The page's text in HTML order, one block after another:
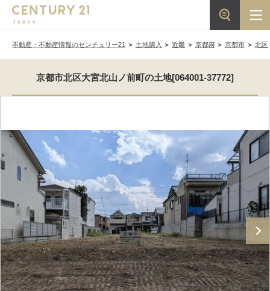
不動産・不動産情報のセンチュリー21 土地購入 近畿 京都府 京都市 北区
京都市北区大宮北山ノ前町の土地[064001-37772]